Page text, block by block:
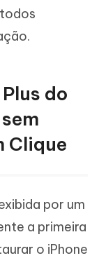
do
Clique
por um
a primeira
o iPhone